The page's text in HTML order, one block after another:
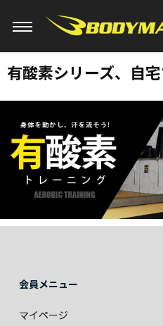
有酸素シリーズ、自
会員メニュー
マイページ